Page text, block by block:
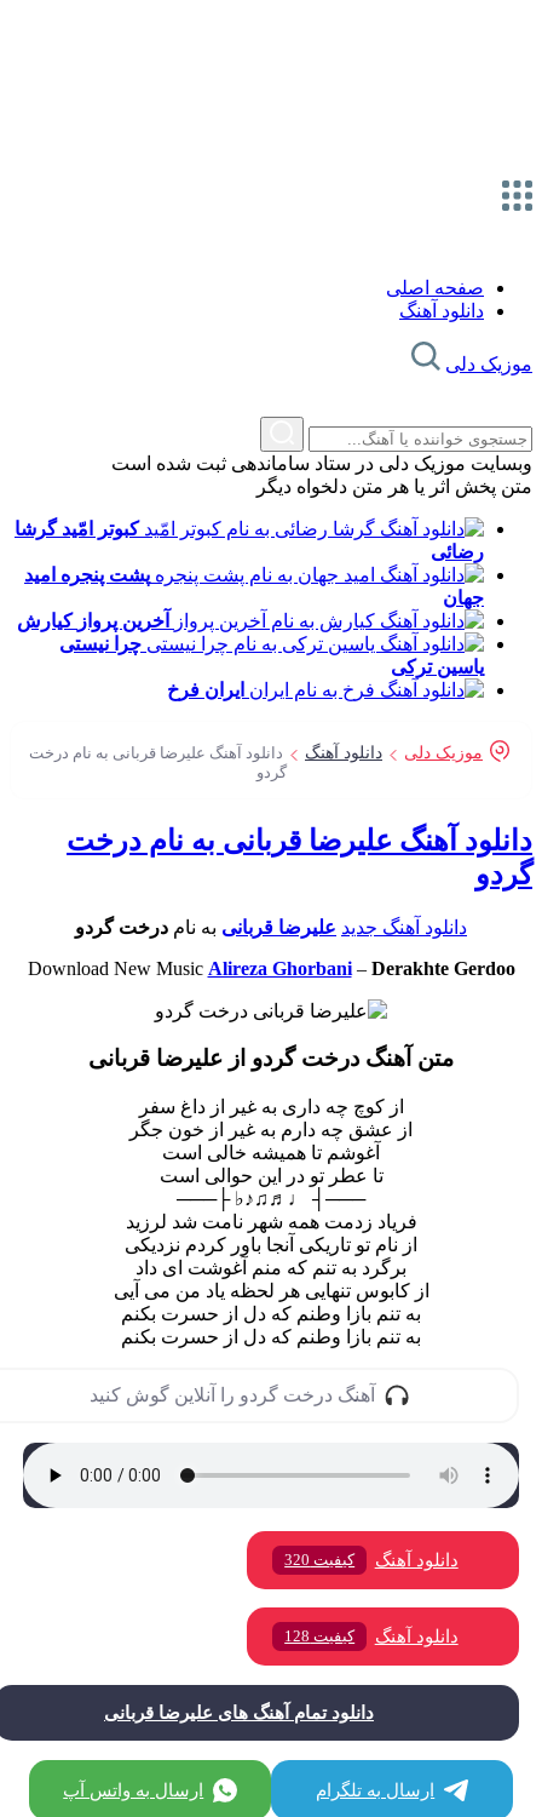
صفحه اصلی
دانلود آهنگ
دلی
موزیک دلی در ستاد ساماندهی ثبت شده است
پخش اثر یا هر متن دلخواه دیگر
کبوتر امّید
گرشا
رضائی
پشت پنجره امید
جهان
آخرین پرواز کیارش
چرا نیستی
یاسین ترکی
ایران فرخ
موزیک دلی دانلود آهنگ
دانلود آهنگ علیرضا قربانی به نام درخت
گردو
آهنگ علیرضا قربانی به نام درخت
دانلود آهنگ جدید علیرضا قربانیبه نام درخت گردو
Download New MusicAlireza Ghorbani–Derakhte Gerdoo
متن آهنگ درخت گردو از علیرضا قربانی
از کوچ چه داری به غیر از داغ سفر
از عشق چه دارم به غیر از خون جگر
آغوشم تا همیشه خالی است
تا عطر تو در این حوالی است
───┤ ♩♬♫♪♭ ├───
فریاد زدمت همه شهر نامت شد لرزید
از نام تو تاریکی آنجا باور کردم نزدیکی
برگرد به تنم که منم آغوشت ای داد
از کابوس تنهایی هر لحظه یاد من می آیی
به تنم بازا وطنم که دل از حسرت بکنم
به تنم بازا وطنم که دل از حسرت بکنم
آهنگ درخت گردو را آنلاین گوش کنید
دانلود آهنگ کیفیت 320
دانلود آهنگ کیفیت 128
دانلود تمام آهنگ های علیرضا قربانی
ارسال به تلگرام ارسال به واتس آپ